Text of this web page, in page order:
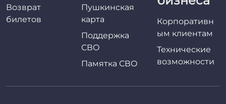
Возврат
билетов
Пушкинская
карта
Поддержка
СВО
Памятка СВО
Корпоративн
ым клиентам
Технические
возможности